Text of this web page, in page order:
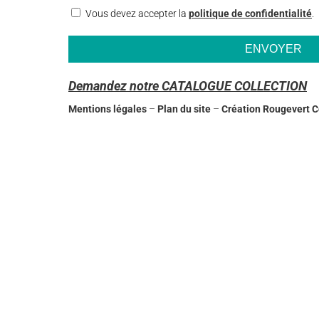
RGPDVous devez accepter la politique de confidentialité.
Demandez notre CATALOGUE COLLECTION
Mentions légales – Plan du site – Création Rougevert